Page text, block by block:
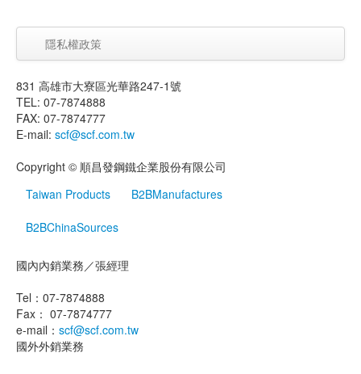
隱私權政策
831 高雄市大寮區光華路247-1號
TEL: 07-7874888
FAX: 07-7874777
E-mail: scf@scf.com.tw
Copyright © 順昌發鋼鐵企業股份有限公司
Taiwan Products
B2BManufactures
B2BChinaSources
國內內銷業務／張經理
Tel：07-7874888
Fax： 07-7874777
e-mail： scf@scf.com.tw
國外外銷業務